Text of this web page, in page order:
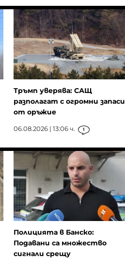
Тръмп уверява: САЩ
разполагат с огромни запаси
от оръжие
06.08.2026 | 13:06 ч. 1
Полицията в Банско:
Подавани са множество
сигнали срещу